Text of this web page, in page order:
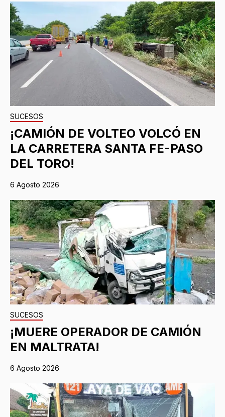
SUCESOS
¡CAMIÓN DE VOLTEO VOLCÓ EN
LA CARRETERA SANTA FE-PASO
DEL TORO!
6 Agosto 2026
SUCESOS
¡MUERE OPERADOR DE CAMIÓN
EN MALTRATA!
6 Agosto 2026